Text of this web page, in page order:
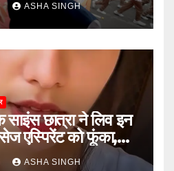
ASHA SINGH
साइंस छात्रा ने लिव इन
एस्पिरेंट को फूंका,
ASHA SINGH